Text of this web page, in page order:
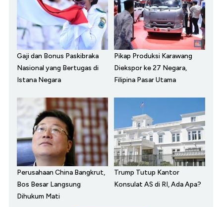
Gaji dan Bonus Paskibraka
Nasional yang Bertugas di
Istana Negara
Pikap Produksi Karawang
Diekspor ke 27 Negara,
Filipina Pasar Utama
Perusahaan China Bangkrut,
Bos Besar Langsung
Dihukum Mati
Trump Tutup Kantor
Konsulat AS di RI, Ada Apa?